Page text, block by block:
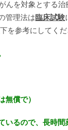
を対象とする治
管理法は臨床試験
を参考にしてくだ
償で）
るので、長時間